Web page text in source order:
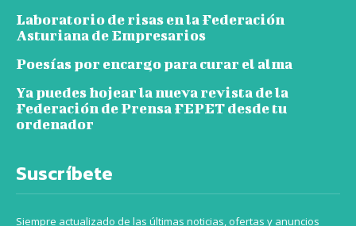
Laboratorio de risas en la Federación
Asturiana de Empresarios
Poesías por encargo para curar el alma
Ya puedes hojear la nueva revista de la
Federación de Prensa FEPET desde tu
ordenador
Suscríbete
Siempre actualizado de las últimas noticias, ofertas y anuncios